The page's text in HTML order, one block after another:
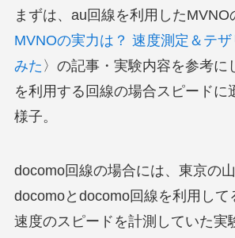
まずは、au回線を利用したMVNO
MVNOの実力は？ 速度測定＆テ
みた 〉の記事・実験内容を参考に
を利用する回線の場合スピードに
様子。
docomo回線の場合には、東京の
docomoとdocomo回線を利用して
速度のスピードを計測していた実